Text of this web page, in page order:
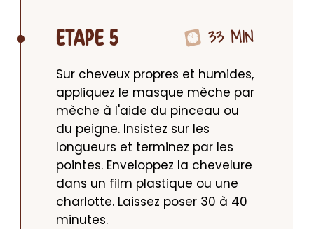
ETAPE 5 33 MIN
Sur cheveux propres et humides,
appliquez le masque mèche par
mèche à l'aide du pinceau ou
du peigne. Insistez sur les
longueurs et terminez par les
pointes. Enveloppez la chevelure
dans un film plastique ou une
charlotte. Laissez poser 30 à 40
minutes.